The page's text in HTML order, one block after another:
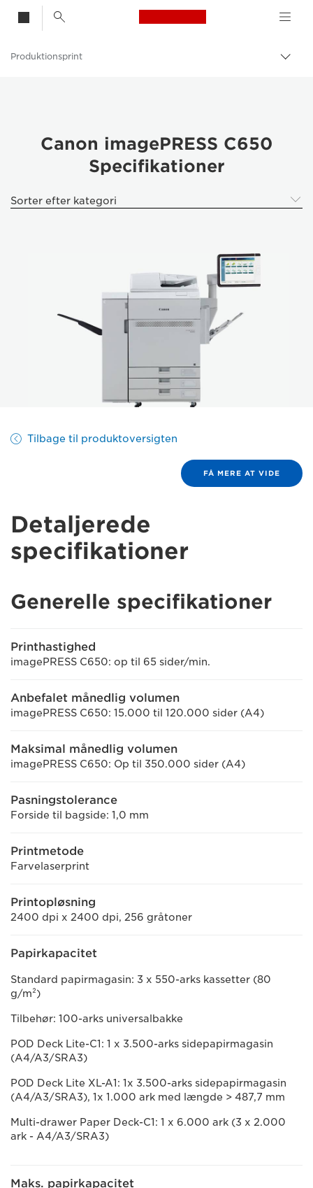
Canon Logo, back
Skift
Erhvervsprodukter
Produktionsprint
Canon imagePRESS C650
Specifikationer
Sorter efter kategori
Tilbage til produktoversigten
FÅ MERE AT VIDE
Detaljerede
specifikationer
Generelle specifikationer
Printhastighed
imagePRESS C650: op til 65 sider/min.
Anbefalet månedlig volumen
imagePRESS C650: 15.000 til 120.000 sider (A4)
Maksimal månedlig volumen
imagePRESS C650: Op til 350.000 sider (A4)
Pasningstolerance
Forside til bagside: 1,0 mm
Printmetode
Farvelaserprint
Printopløsning
2400 dpi x 2400 dpi, 256 gråtoner
Papirkapacitet
Standard papirmagasin: 3 x 550-arks kassetter (80
g/m²)
Tilbehør: 100-arks universalbakke
POD Deck Lite-C1: 1 x 3.500-arks sidepapirmagasin
(A4/A3/SRA3)
POD Deck Lite XL-A1: 1x 3.500-arks sidepapirmagasin
(A4/A3/SRA3), 1x 1.000 ark med længde > 487,7 mm
Multi-drawer Paper Deck-C1: 1 x 6.000 ark (3 x 2.000
ark - A4/A3/SRA3)
Maks. papirkapacitet